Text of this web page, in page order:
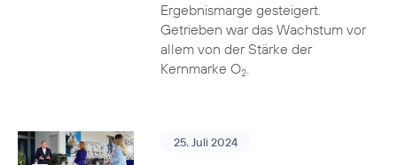
Ergebnismarge gesteigert.
Getrieben war das Wachstum vor
allem von der Stärke der
Kernmarke O2.
25. Juli 2024